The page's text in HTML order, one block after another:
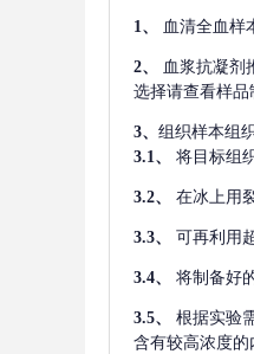
1、 血清全血样
2、 血浆抗凝剂
选择请查看样品
3、 组织样本组
3.1、
将目标组
3.2、 在冰上用
3.3、 可再利用
3.4、 将制备好
3.5、 根据实验
含有较高浓度的